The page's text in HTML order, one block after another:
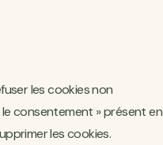
les cookies non
consentement » présent en
les cookies.